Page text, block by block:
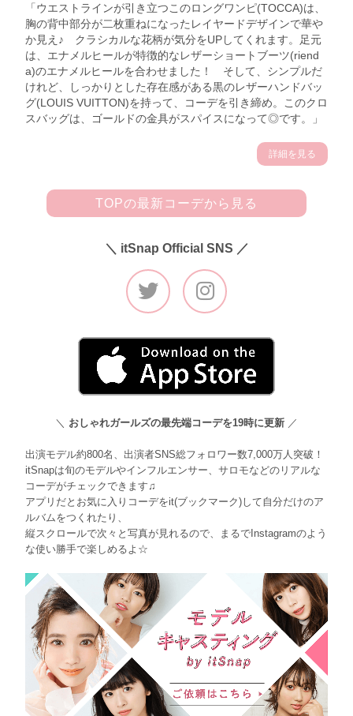
「ウエストラインが引き立つこのロングワンピ(TOCCA)は、
胸の背中部分が二枚重ねになったレイヤードデザインで華や
か見え♪ クラシカルな花柄が気分をUPしてくれます。足元
は、エナメルヒールが特徴的なレザーショートブーツ(riend
a)のエナメルヒールを合わせました！ そして、シンプルだ
けれど、しっかりとした存在感がある黒のレザーハンドバッ
グ(LOUIS VUITTON)を持って、コーデを引き締め。このクロ
スバッグは、ゴールドの金具がスパイスになって◎です。」
詳細を見る
TOPの最新コーデから見る
＼ itSnap Official SNS ／
＼ おしゃれガールズの最先端コーデを19時に更新 ／
出演モデル約800名、出演者SNS総フォロワー数7,000万人突破！
itSnapは旬のモデルやインフルエンサー、サロモなどのリアルな
コーデがチェックできます♫
アプリだとお気に入りコーデをit(ブックマーク)して自分だけのア
ルバムをつくれたり、
縦スクロールで次々と写真が見れるので、まるでInstagramのよう
な使い勝手で楽しめるよ☆